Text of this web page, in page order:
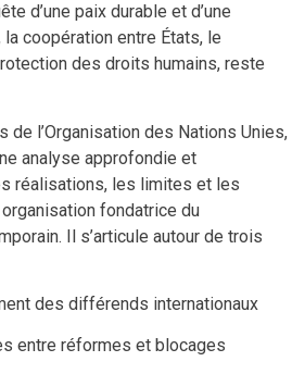
d’une paix durable et d’une
coopération entre États, le
des droits humains, reste
de l’Organisation des Nations Unies,
analyse approfondie et
réalisations, les limites et les
fondatrice du
Il s’articule autour de trois
des différends internationaux
entre réformes et blocages